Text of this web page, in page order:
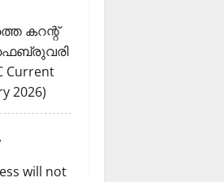
കറന്റ്
Current
2026)
will not